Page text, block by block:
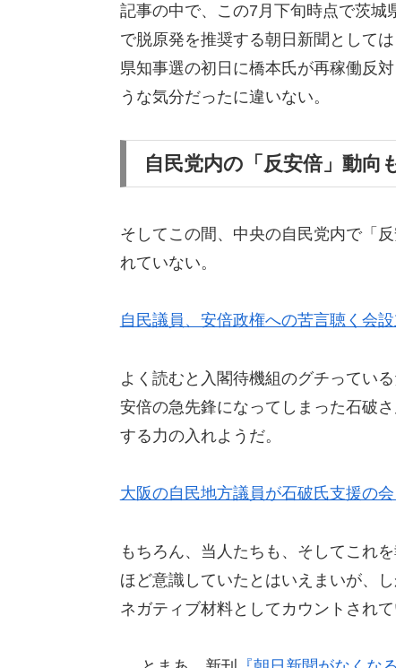
記事の中で、この7月下旬時点で茨城
で脱原発を推奨する朝日新聞として
県知事選の初日に橋本氏が再稼働反
うな気分だったに違いない。
自民党内の「反安倍」動向
そしてこの間、中央の自民党内で「
れていない。
自民議員、安倍政権への苦言聴く会
よく読むと入閣待機組のグチってい
安倍の急先鋒になってしまった石破
する力の入れようだ。
大阪の自民地方議員が石破氏支援の
もちろん、当人たちも、そしてこれ
ほど意識していたとはいえまいが、
ネガティブ材料としてカウントされて